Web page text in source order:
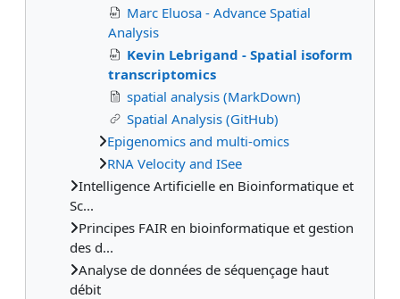
Marc Eluosa - Advance Spatial
Analysis
Kevin Lebrigand - Spatial isoform
transcriptomics
spatial analysis (MarkDown)
Spatial Analysis (GitHub)
Epigenomics and multi-omics
RNA Velocity and ISee
Intelligence Artificielle en Bioinformatique et
Sc...
Principes FAIR en bioinformatique et gestion
des d...
Analyse de données de séquençage haut
débit